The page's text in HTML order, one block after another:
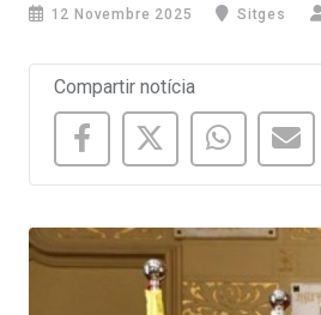
12 Novembre 2025 Sitges
Compartir notícia